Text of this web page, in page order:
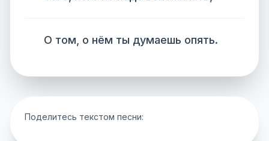
О том, о нём ты думаешь опять.
Поделитесь текстом песни: